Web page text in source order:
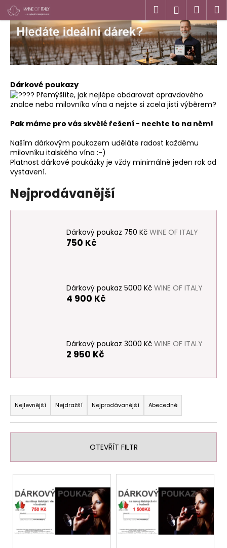
Přejít
na
obsah
Hledat
košík
Dárkové poukazy
Přemýšlíte, jak nejlépe obdarovat opravdového
znalce nebo milovníka vína a nejste si zcela jisti výběrem?
Pak máme pro vás skvělé řešení - nechte to na něm!
Naším dárkovým poukazem uděláte radost každému
milovníku italského vína :-)
Platnost dárkové poukázky je vždy minimálně jeden rok od
vystavení.
Nejprodávanější
Dárkový poukaz 750 Kč WINE OF ITALY
750 Kč
Dárkový poukaz 5000 Kč WINE OF ITALY
4 900 Kč
Dárkový poukaz 3000 Kč WINE OF ITALY
2 950 Kč
Ř
a
z
e
í
p
o
d
u
k
Nejlevnější Nejdražší Nejprodávanější Abecedně
OTEVŘÍT FILTR
V
ý
p
s
K
o Zpět
Zpět
C
o
p
o
t
ř
b
u
j
e
t
e
HLEDAT
o
p
o
r
j
e
m
e